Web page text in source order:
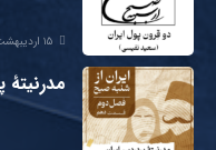
۱۵ اردیبهشت ۱۴۰۳